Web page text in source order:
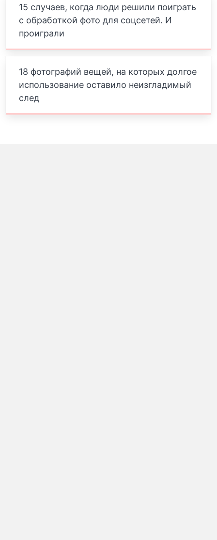
15 случаев, когда люди решили поиграть
с обработкой фото для соцсетей. И
проиграли
18 фотографий вещей, на которых долгое
использование оставило неизгладимый
след